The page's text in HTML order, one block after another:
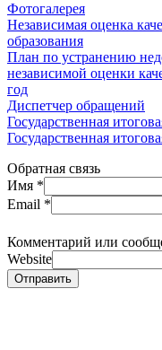
Фотогалерея
Независимая оценка
образования
План по устранению
независимой оценки
год
Диспетчер обращений
Государственная
Государственная
Обратная связь
Имя *
Email *
Комментарий или
Website
Отправить